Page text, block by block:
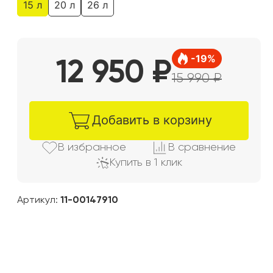
15 л 20 л 26 л
Артикул: 11-00147910
12 950 ₽ -19%
15 990₽
Добавить в корзину
В избранное В сравнение
Купить в 1 клик